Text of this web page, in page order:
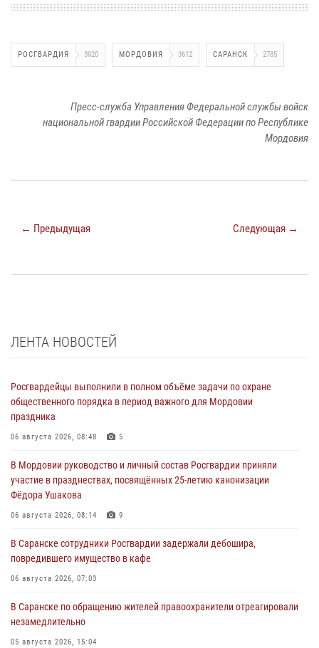
РОСГВАРДИЯ 3920 МОРДОВИЯ 3612 САРАНСК 2785
Пресс-служба Управления Федеральной службы войск
национальной гвардии Российской Федерации по Республике
Мордовия
← Предыдущая Следующая →
ЛЕНТА НОВОСТЕЙ
Росгвардейцы выполнили в полном объёме задачи по охране
общественного порядка в период важного для Мордовии
праздника
06 августа 2026, 08:48 5
В Мордовии руководство и личный состав Росгвардии приняли
участие в празднествах, посвящённых 25-летию канонизации
Фёдора Ушакова
06 августа 2026, 08:14 9
В Саранске сотрудники Росгвардии задержали дебошира,
повредившего имущество в кафе
06 августа 2026, 07:03
В Саранске по обращению жителей правоохранители отреагировали
незамедлительно
05 августа 2026, 15:04